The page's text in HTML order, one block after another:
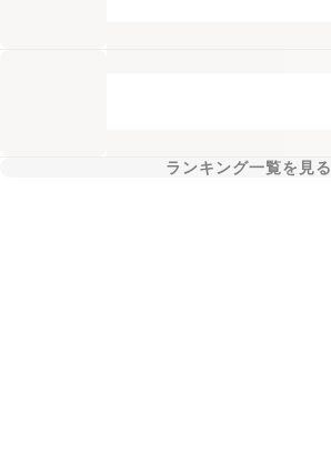
ランキング一覧を見る